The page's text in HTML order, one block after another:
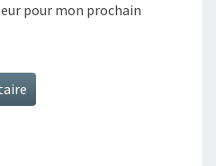
pour mon prochain